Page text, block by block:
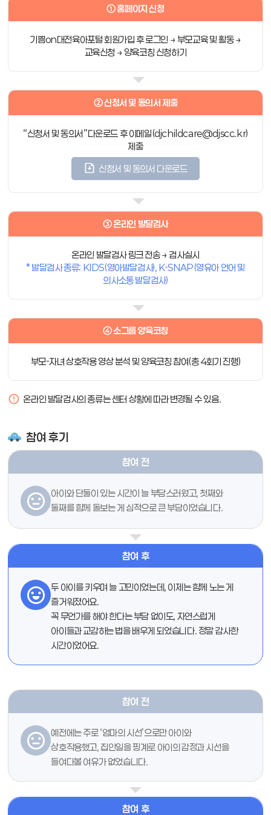
➀ 홈페이지 신청
기쁨on대전육아포털 회원가입 후 로그인 → 부모교육 및 활동 →
교육신청 → 양육코칭 신청하기
➁ 신청서 및 동의서 제출
“신청서 및 동의서”다운로드 후 이메일(djchildcare@djscc.kr)
제출
신청서 및 동의서 다운로드
➂ 온라인 발달검사
온라인 발달검사 링크 전송 → 검사실시
* 발달검사 종류: KIDS(영아발달검사), K-SNAP(영유아 언어 및
의사소통 발달검사)
④ 소그룹 양육코칭
부모-자녀 상호작용 영상 분석 및 양육코칭 참여(총 4회기 진행)
온라인 발달검사의 종류는 센터 상황에 따라 변경될 수 있음.
참여 후기
참여 전
아이와 단둘이 있는 시간이 늘 부담스러웠고, 첫째와
둘째를 함께 돌보는 게 심적으로 큰 부담이었습니다.
참여 후
두 아이를 키우며 늘 고민이었는데, 이제는 함께 노는 게
즐거워졌어요.
꼭 무언가를 해야 한다는 부담 없이도, 자연스럽게
아이들과 교감하는 법을 배우게 되었습니다. 정말 감사한
시간이었어요.
참여 전
예전에는 주로 ‘엄마의 시선’으로만 아이와
상호작용했고, 집안일을 핑계로 아이의 감정과 시선을
들여다볼 여유가 없었습니다.
참여 후